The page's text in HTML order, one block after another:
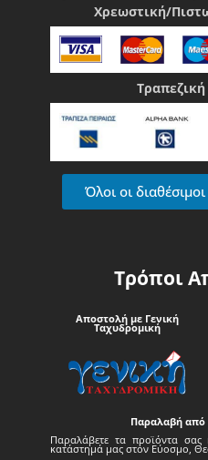
Χρεωστική/
Όλοι οι
Τρόποι
Αποστολή με Γενική
Ταχυδρομική
Παραλαβή από
Παραλάβετε τα προϊόντα
κατάστημά μας στον Εύοσμο,